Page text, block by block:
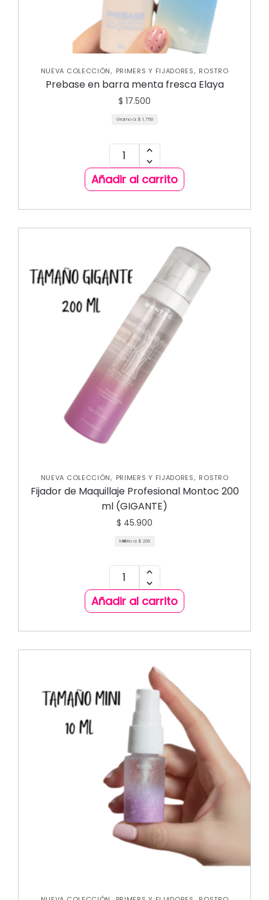
NUEVA COLECCIÓN, PRIMERS Y FIJADORES, ROSTRO
Prebase en barra menta fresca Elaya
$ 17.500
Gramo a: $ 1.750
Añadir al carrito
NUEVA COLECCIÓN, PRIMERS Y FIJADORES, ROSTRO
Fijador de Maquillaje Profesional Montoc 200
ml (GIGANTE)
$ 45.900
Mililitro a: $ 230
Añadir al carrito